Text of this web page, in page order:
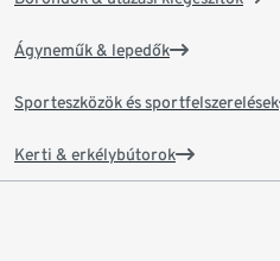
Ágyneműk & lepedők
Sporteszközök és sportfelszerelések
Kerti & erkélybútorok